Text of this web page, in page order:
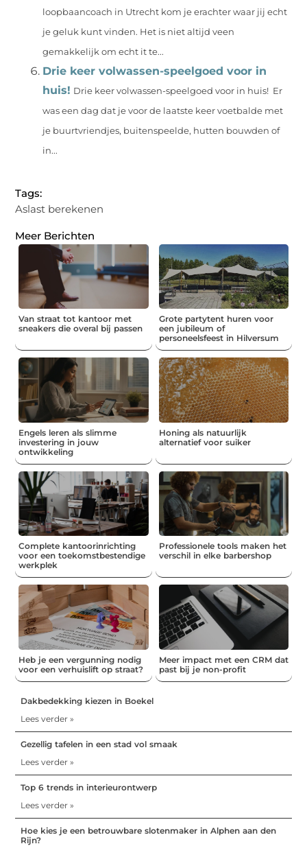
loopbaancoach in Utrecht kom je erachter waar jij echt
je geluk kunt vinden. Het is niet altijd veen
gemakkelijk om echt it te...
Drie keer volwassen-speelgoed voor in
huis! Drie keer volwassen-speelgoed voor in huis! Er
was een dag dat je voor de laatste keer voetbalde met
je buurtvriendjes, buitenspeelde, hutten bouwden of
in...
Tags:
Aslast berekenen
Meer Berichten
Van straat tot kantoor met
sneakers die overal bij passen
Grote partytent huren voor
een jubileum of
personeelsfeest in Hilversum
Engels leren als slimme
investering in jouw
ontwikkeling
Honing als natuurlijk
alternatief voor suiker
Complete kantoorinrichting
voor een toekomstbestendige
werkplek
Professionele tools maken het
verschil in elke barbershop
Heb je een vergunning nodig
voor een verhuislift op straat?
Meer impact met een CRM dat
past bij je non-profit
Dakbedekking kiezen in Boekel
Lees verder »
Gezellig tafelen in een stad vol smaak
Lees verder »
Top 6 trends in interieurontwerp
Lees verder »
Hoe kies je een betrouwbare slotenmaker in Alphen aan den
Rijn?